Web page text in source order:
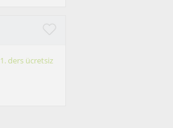
1. ders ücretsiz